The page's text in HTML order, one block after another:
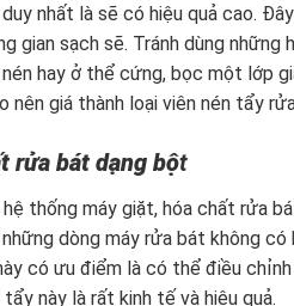
nhất là sẽ có hiệu quả cao.
gian sạch sẽ. Tránh dùng
nén hay ở thể cứng, bọc một lớp
nên giá thành loại viên nén tẩy
rửa bát dạng bột
hệ thống máy giặt, hóa chất rửa
dòng máy rửa bát không
có ưu điểm là có thể điều
này là rất kinh tế và hiệu quả.